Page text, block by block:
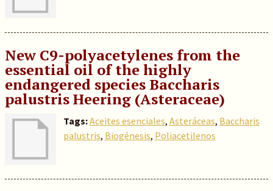
New C9-polyacetylenes from the
essential oil of the highly
endangered species Baccharis
palustris Heering (Asteraceae)
Tags:Aceites esenciales, Asteráceas, Baccharis
palustris, Biogénesis, Poliacetilenos